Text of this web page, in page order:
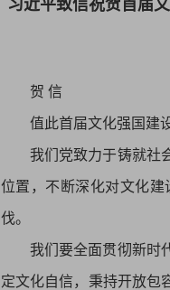
习近平致信祝贺首届
贺 信
值此首届文化强国建
我们党致力于铸就社
位置，不断深化对文化
伐。
我们要全面贯彻新时
定文化自信，秉持开放包